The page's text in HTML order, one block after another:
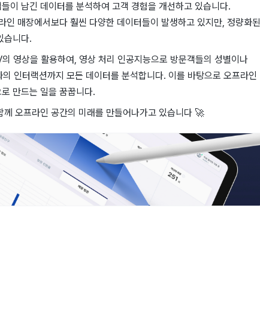
이 남긴 데이터를 분석하여 고객 경험을 개선하고 있습니다.
인 매장에서보다 훨씬 다양한 데이터들이 발생하고 있지만, 정량화된
습니다.
영상을 활용하여, 영상 처리 인공지능으로 방문객들의 성별이나
인터랙션까지 모든 데이터를 분석합니다. 이를 바탕으로 오프라인
만드는 일을 꿈꿉니다.
오프라인 공간의 미래를 만들어나가고 있습니다 🚀